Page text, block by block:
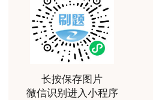
（二）补考成绩管理：
绩按照2022年度考试成绩
三、其他事项
识点很多，尤其是实务简答题
问，让小白学员也能一次过四
荐[强][强]
感谢教育网的多年支持与培养。
长按保存图片
微信识别进入小程序